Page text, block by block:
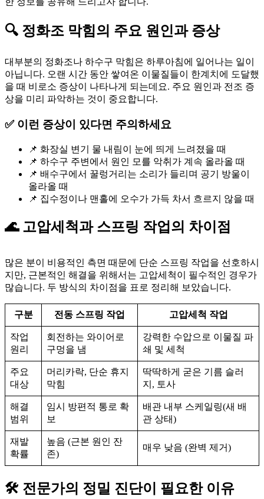
🔍 정화조 막힘의 주요 원인과 증상
대부분의 정화조나 하수구 막힘은 하루아침에 일어나는 일이
아닙니다. 오랜 시간 동안 쌓여온 이물질들이 한계치에 도달했
을 때 비로소 증상이 나타나게 되는데요. 주요 원인과 전조 증
상을 미리 파악하는 것이 중요합니다.
✅ 이런 증상이 있다면 주의하세요
📌 화장실 변기 물 내림이 눈에 띄게 느려졌을 때
📌 하수구 주변에서 원인 모를 악취가 계속 올라올 때
📌 배수구에서 꿀렁거리는 소리가 들리며 공기 방울이
올라올 때
📌 집수정이나 맨홀에 오수가 가득 차서 흐르지 않을 때
🌊 고압세척과 스프링 작업의 차이점
많은 분이 비용적인 측면 때문에 단순 스프링 작업을 선호하시
지만, 근본적인 해결을 위해서는 고압세척이 필수적인 경우가
많습니다. 두 방식의 차이점을 표로 정리해 보았습니다.
구분 전동 스프링 작업 고압세척 작업
작업
원리
회전하는 와이어로
구멍을 냄
강력한 수압으로 이물질 파
쇄 및 세척
주요
대상
머리카락, 단순 휴지
막힘
딱딱하게 굳은 기름 슬러
지, 토사
해결
범위
임시 방편적 통로 확
보
배관 내부 스케일링(새 배
관 상태)
재발
확률
높음 (근본 원인 잔
존)
매우 낮음 (완벽 제거)
🛠️ 전문가의 정밀 진단이 필요한 이유